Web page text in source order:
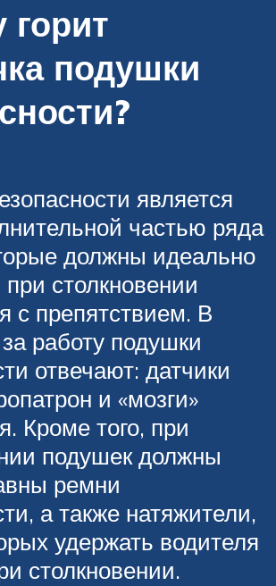
горит
подушки
является
частью ряда
должны идеально
при столкновении
с препятствием. В
работу подушки
отвечают: датчики
и «мозги»
Кроме того, при
подушек должны
ремни
а также натяжители,
удержать водителя
столкновении.